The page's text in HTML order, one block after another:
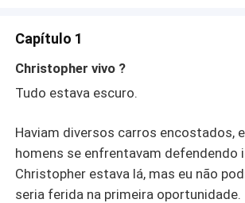
Capítulo 1
Christopher vivo ?
Tudo estava escuro.
Haviam diversos carros encostados,
homens se enfrentavam defendendo
Christopher estava lá, mas eu não
seria ferida na primeira oportunidade.